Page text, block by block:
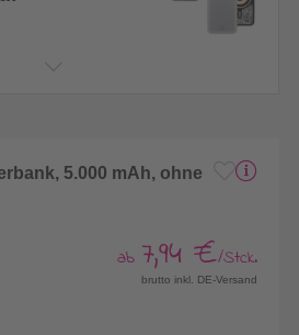
5.000 mAh, ohne
ab 7,94 €/Stck.
brutto inkl. DE-Versand